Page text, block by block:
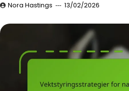
Nora Hastings 13/02/2026